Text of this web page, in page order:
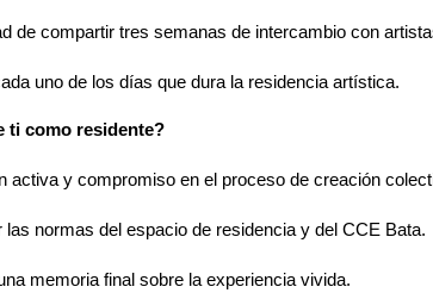
de compartir tres semanas de intercambio con
uno de los días que dura la residencia artística.
ti como residente?
activa y compromiso en el proceso de creación
las normas del espacio de residencia y del CCE Bata.
memoria final sobre la experiencia vivida.